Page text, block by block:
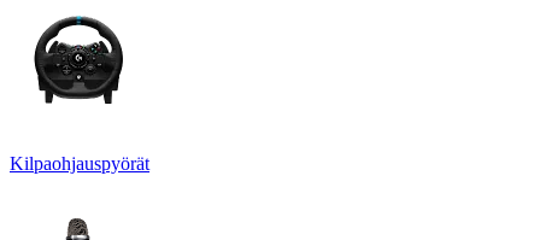
Kilpaohjauspyörät